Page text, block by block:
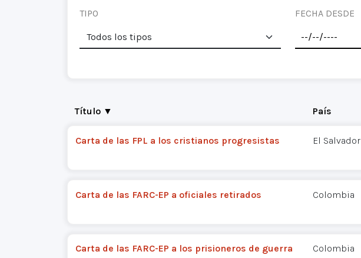
TIPO FECHA DESDE
Título ▼ País
Carta de las FPL a los cristianos progresistas El Salvador
Carta de las FARC-EP a oficiales retirados Colombia
Carta de las FARC-EP a los prisioneros de guerra Colombia